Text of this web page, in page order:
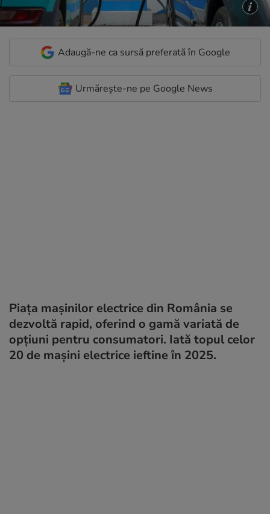
Adaugă-ne ca sursă preferată în Google
Urmărește-ne pe Google News
Piața mașinilor electrice din România se
dezvoltă rapid, oferind o gamă variată de
opțiuni pentru consumatori. Iată topul celor
20 de mașini electrice ieftine în 2025.